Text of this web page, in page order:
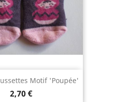
Motif 'Poupée'
2,70 €